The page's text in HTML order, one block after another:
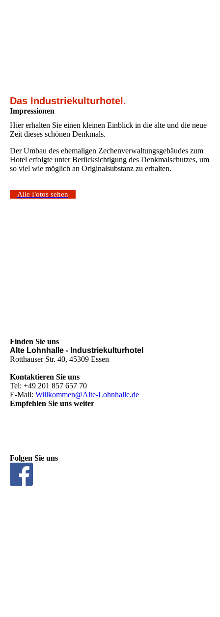
Das Industriekulturhotel.
Impressionen
Hier erhalten Sie einen kleinen Einblick in die alte und die neue
Zeit dieses schönen Denkmals.
Der Umbau des ehemaligen Zechenverwaltungsgebäudes zum
Hotel erfolgte unter Berücksichtigung des Denkmalschutzes, um
so viel wie möglich an Originalsubstanz zu erhalten.
Alle Fotos sehen
Finden Sie uns
Alte Lohnhalle - Industriekulturhotel
Rotthauser Str. 40, 45309 Essen
Kontaktieren Sie uns
Tel: +49 201 857 657 70
E-Mail: Willkommen@Alte-Lohnhalle.de
Empfehlen Sie uns weiter
Folgen Sie uns